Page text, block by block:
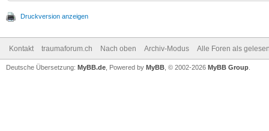
Druckversion anzeigen
Kontakt traumaforum.ch Nach oben Archiv-Modus Alle Foren als
Deutsche Übersetzung: MyBB.de , Powered by MyBB , © 2002-2026 MyBB Group